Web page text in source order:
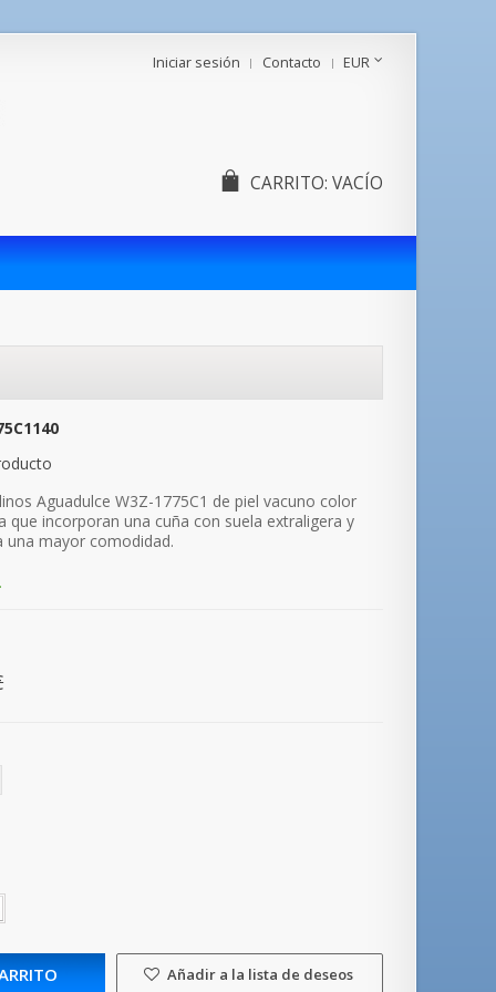
EUR
Contacto
Iniciar sesión
CARRITO: VACÍO
Aguadulce W3Z-1775C1 de piel vacuno color
que incorporan una cuña con suela extraligera y
una mayor comodidad.
Añadir a la lista de deseos